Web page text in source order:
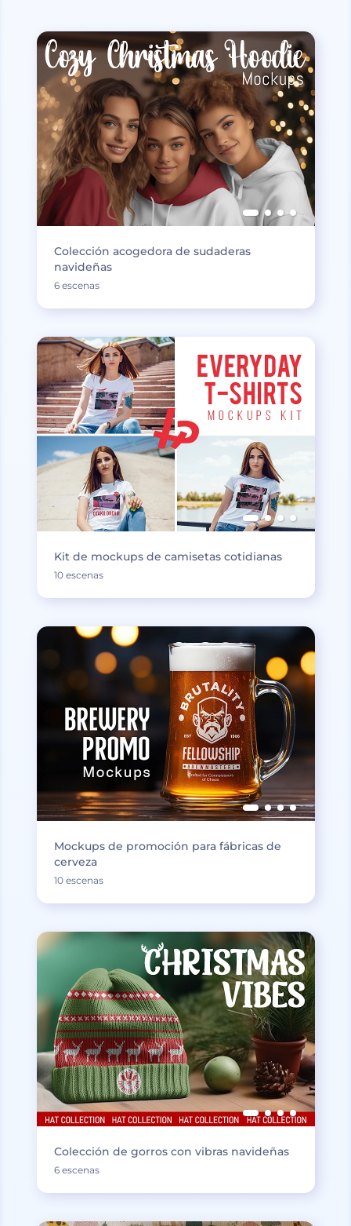
Colección acogedora de sudaderas
navideñas
6 escenas
Kit de mockups de camisetas cotidianas
10 escenas
Mockups de promoción para fábricas de
cerveza
10 escenas
Colección de gorros con vibras navideñas
6 escenas